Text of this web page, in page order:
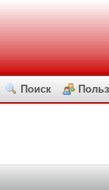
Поиск